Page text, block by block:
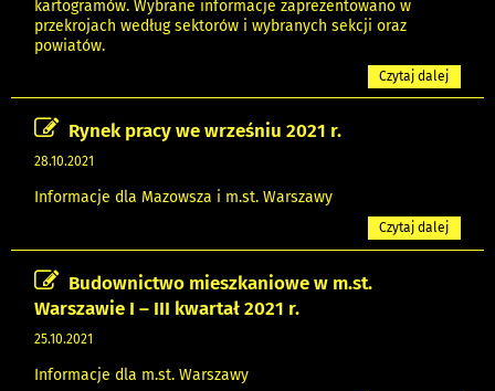
kartogramów. Wybrane informacje zaprezentowano w
przekrojach według sektorów i wybranych sekcji oraz
powiatów.
Czytaj dalej
Rynek pracy we wrześniu 2021 r.
28.10.2021
Informacje dla Mazowsza i m.st. Warszawy
Czytaj dalej
Budownictwo mieszkaniowe w m.st.
Warszawie I – III kwartał 2021 r.
25.10.2021
Informacje dla m.st. Warszawy